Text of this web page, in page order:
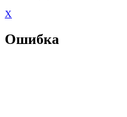
X
Ошибка